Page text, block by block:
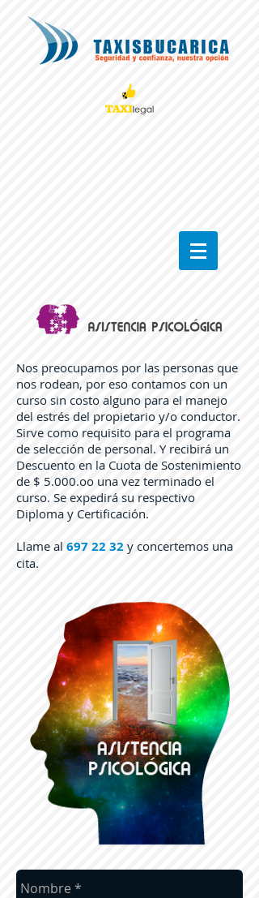
Nos preocupamos por las personas que
nos rodean, por eso contamos con un
curso sin costo alguno para el manejo
del estrés del propietario y/o conductor.
Sirve como requisito para el programa
de selección de personal. Y recibirá un
Descuento en la Cuota de Sostenimiento
de $ 5.000.oo una vez terminado el
curso. Se expedirá su respectivo
Diploma y Certificación.
Llame al 697 22 32 y concertemos una
cita.